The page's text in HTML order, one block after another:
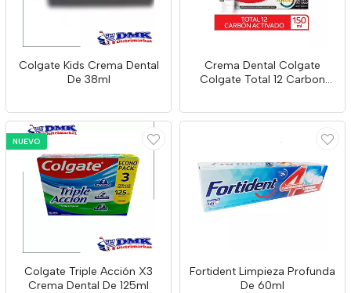
Colgate Kids Crema Dental
De 38ml
Crema Dental Colgate
Colgate Total 12 Carbon
NUEVO
Colgate Triple Acción X3
Crema Dental De 125ml
Fortident Limpieza Profunda
De 60ml